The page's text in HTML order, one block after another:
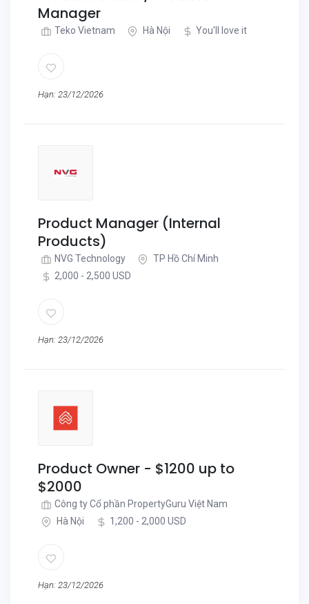
Manager
Teko Vietnam Hà Nội You'll love it
Hạn: 23/12/2026
Product Manager (Internal
Products)
NVG Technology
TP Hồ Chí Minh
2,000 - 2,500 USD
Hạn: 23/12/2026
Product Owner - $1200 up to
$2000
Công ty Cổ phần PropertyGuru Việt Nam
Hà Nội
1,200 - 2,000 USD
Hạn: 23/12/2026